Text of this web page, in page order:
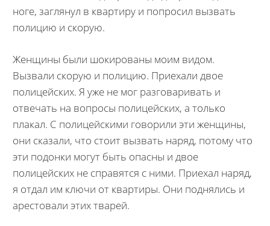
ноге, заглянул в квартиру и попросил вызвать
полицию и скорую.
Женщины были шокированы моим видом.
Вызвали скорую и полицию. Приехали двое
полицейских. Я уже не мог разговаривать и
отвечать на вопросы полицейских, а только
плакал. С полицейскими говорили эти женщины,
они сказали, что стоит вызвать наряд, потому что
эти подонки могут быть опасны и двое
полицейских не справятся с ними. Приехал наряд,
я отдал им ключи от квартиры. Они поднялись и
арестовали этих тварей.